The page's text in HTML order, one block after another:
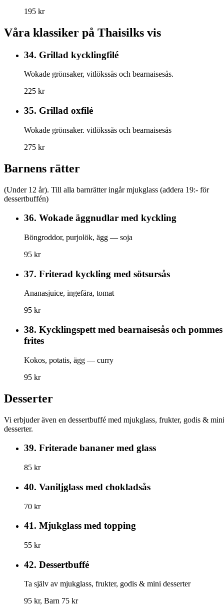
195 kr
Våra klassiker på Thaisilks vis
34. Grillad kycklingfilé
Wokade grönsaker, vitlökssås och bearnaisesås.
225 kr
35. Grillad oxfilé
Wokade grönsaker. vitlökssås och bearnaisesås
275 kr
Barnens rätter
(Under 12 år). Till alla barnrätter ingår mjukglass (addera 19:- för
dessertbuffén)
36. Wokade äggnudlar med kyckling
Böngroddor, purjolök, ägg — soja
95 kr
37. Friterad kyckling med sötsursås
Ananasjuice, ingefära, tomat
95 kr
38. Kycklingspett med bearnaisesås och pommes
frites
Kokos, potatis, ägg — curry
95 kr
Desserter
Vi erbjuder även en dessertbuffé med mjukglass, frukter, godis & mini
desserter.
39. Friterade bananer med glass
85 kr
40. Vaniljglass med chokladsås
70 kr
41. Mjukglass med topping
55 kr
42. Dessertbuffé
Ta själv av mjukglass, frukter, godis & mini desserter
95 kr, Barn 75 kr